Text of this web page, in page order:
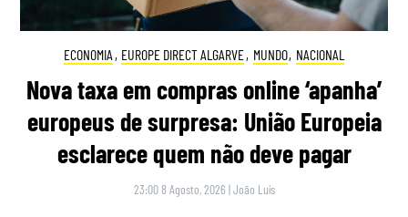
ECONOMIA , EUROPE DIRECT ALGARVE, MUNDO, NACIONAL
Nova taxa em compras online ‘apanha’
europeus de surpresa: União Europeia
esclarece quem não deve pagar
23:00 8 Agosto, 2026 |João Luís